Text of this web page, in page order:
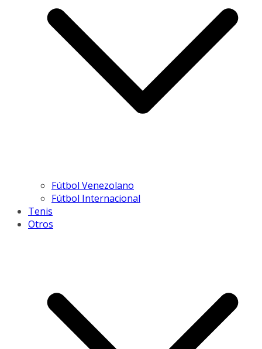
Fútbol Venezolano
Fútbol Internacional
Tenis
Otros